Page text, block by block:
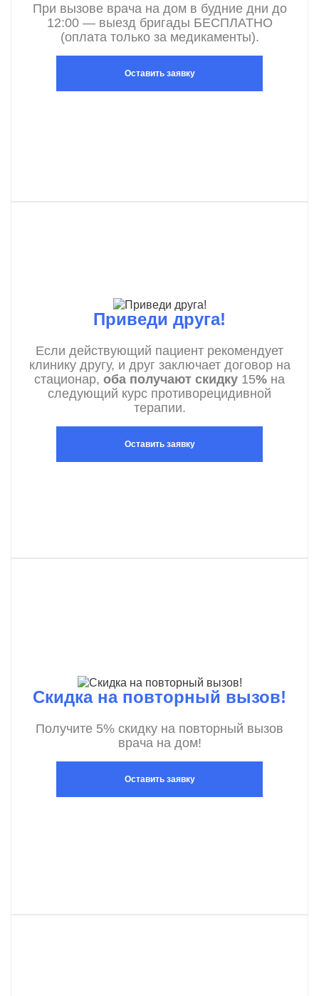
При вызове врача на дом в будние дни до
12:00 — выезд бригады БЕСПЛАТНО
(оплата только за медикаменты).
Оставить заявку
Приведи друга!
Если действующий пациент рекомендует
клинику другу, и друг заключает договор на
стационар, оба получают скидку 15% на
следующий курс противорецидивной
терапии.
Оставить заявку
Скидка на повторный вызов!
Получите 5% скидку на повторный вызов
врача на дом!
Оставить заявку